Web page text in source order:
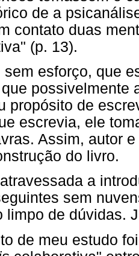
de a
contato duas
(p. 13).
sem esforço, que
possivelmente
propósito de
escrevia, ele
Assim, autor
do livro.
a
sem
limpo de dúvidas.
de meu estudo